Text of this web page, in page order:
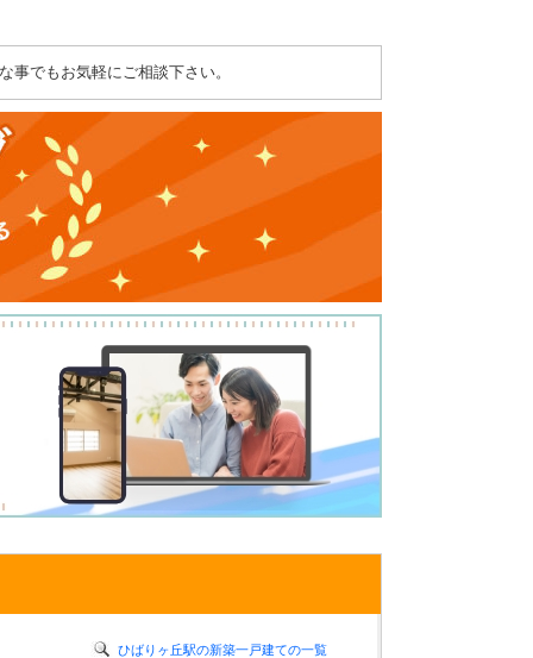
でもお気軽にご相談下さい。
ひばりヶ丘駅の新築一戸建ての一覧